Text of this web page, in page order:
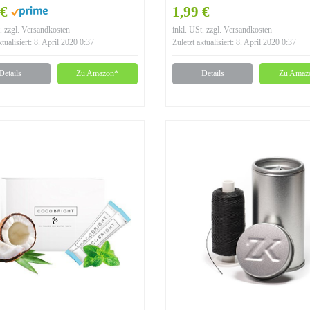
Pulver / Zahnpasta
Bleaching für
Versandkosten
8. April 2020 0:37
Zu Amazon*
1,99 €
inkl. USt. zzgl. Versandkosten
Zuletzt aktualisiert: 8. April 2020 0:37
Details Zu